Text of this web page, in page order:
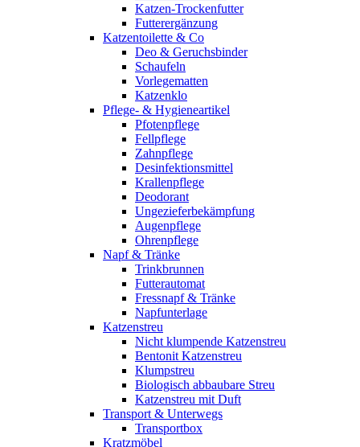
Katzen-Trockenfutter
Futterergänzung
Katzentoilette & Co
Deo & Geruchsbinder
Schaufeln
Vorlegematten
Katzenklo
Pflege- & Hygieneartikel
Pfotenpflege
Fellpflege
Zahnpflege
Desinfektionsmittel
Krallenpflege
Deodorant
Ungezieferbekämpfung
Augenpflege
Ohrenpflege
Napf & Tränke
Trinkbrunnen
Futterautomat
Fressnapf & Tränke
Napfunterlage
Katzenstreu
Nicht klumpende Katzenstreu
Bentonit Katzenstreu
Klumpstreu
Biologisch abbaubare Streu
Katzenstreu mit Duft
Transport & Unterwegs
Transportbox
Kratzmöbel